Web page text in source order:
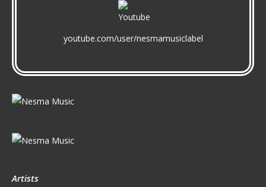
youtube.com/user/nesmamusiclabel
Artists